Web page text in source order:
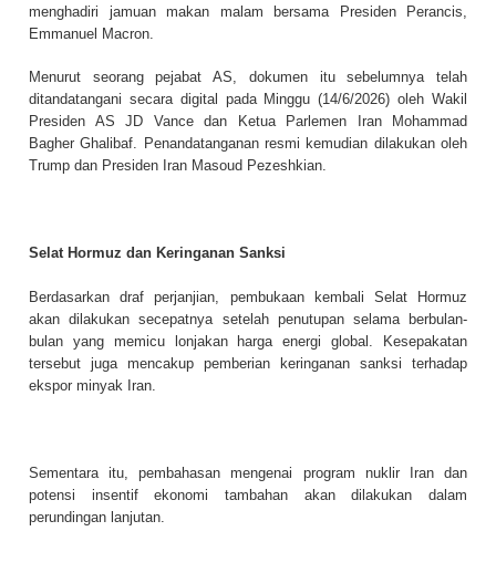
menghadiri jamuan makan malam bersama Presiden Perancis,
Emmanuel Macron.
Menurut seorang pejabat AS, dokumen itu sebelumnya telah
ditandatangani secara digital pada Minggu (14/6/2026) oleh Wakil
Presiden AS JD Vance dan Ketua Parlemen Iran Mohammad
Bagher Ghalibaf. Penandatanganan resmi kemudian dilakukan oleh
Trump dan Presiden Iran Masoud Pezeshkian.
Selat Hormuz dan Keringanan Sanksi
Berdasarkan draf perjanjian, pembukaan kembali Selat Hormuz
akan dilakukan secepatnya setelah penutupan selama berbulan-
bulan yang memicu lonjakan harga energi global. Kesepakatan
tersebut juga mencakup pemberian keringanan sanksi terhadap
ekspor minyak Iran.
Sementara itu, pembahasan mengenai program nuklir Iran dan
potensi insentif ekonomi tambahan akan dilakukan dalam
perundingan lanjutan.